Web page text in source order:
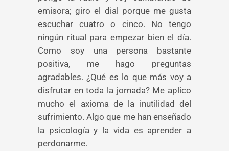
emisora; giro el dial porque me gusta
escuchar cuatro o cinco. No tengo
ningún ritual para empezar bien el día.
Como soy una persona bastante
positiva, me hago preguntas
agradables. ¿Qué es lo que más voy a
disfrutar en toda la jornada? Me aplico
mucho el axioma de la inutilidad del
sufrimiento. Algo que me han enseñado
la psicología y la vida es aprender a
perdonarme.